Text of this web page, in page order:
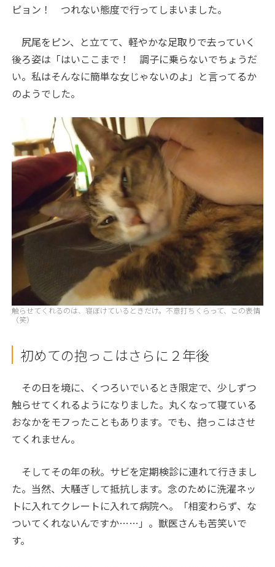
ピョン！ つれない態度で行ってしまいました。
尻尾をピン、と立てて、軽やかな足取りで去っていく
後ろ姿は「はいここまで！ 調子に乗らないでちょうだ
い。私はそんなに簡単な女じゃないのよ」と言ってるか
のようでした。
触らせてくれるのは、寝ぼけているときだけ。不意打ちくらって、この表情
（笑）
初めての抱っこはさらに２年後
その日を境に、くつろいでいるとき限定で、少しずつ
触らせてくれるようになりました。丸くなって寝ている
おなかをモフったこともあります。でも、抱っこはさせ
てくれません。
そしてその年の秋。サビを定期検診に連れて行きまし
た。当然、大騒ぎして抵抗します。念のために洗濯ネッ
トに入れてクレートに入れて病院へ。「相変わらず、な
ついてくれないんですか……」。獣医さんも苦笑いで
す。